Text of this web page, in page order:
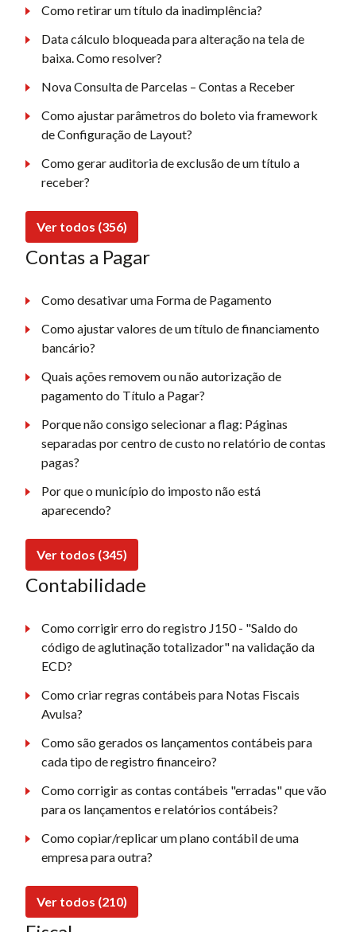
Como retirar um título da inadimplência?
Data cálculo bloqueada para alteração na tela de
baixa. Como resolver?
Nova Consulta de Parcelas – Contas a Receber
Como ajustar parâmetros do boleto via framework
de Configuração de Layout?
Como gerar auditoria de exclusão de um título a
receber?
Ver todos (356)
Contas a Pagar
Como desativar uma Forma de Pagamento
Como ajustar valores de um título de financiamento
bancário?
Quais ações removem ou não autorização de
pagamento do Título a Pagar?
Porque não consigo selecionar a flag: Páginas
separadas por centro de custo no relatório de contas
pagas?
Por que o município do imposto não está
aparecendo?
Ver todos (345)
Contabilidade
Como corrigir erro do registro J150 - "Saldo do
código de aglutinação totalizador" na validação da
ECD?
Como criar regras contábeis para Notas Fiscais
Avulsa?
Como são gerados os lançamentos contábeis para
cada tipo de registro financeiro?
Como corrigir as contas contábeis "erradas" que vão
para os lançamentos e relatórios contábeis?
Como copiar/replicar um plano contábil de uma
empresa para outra?
Ver todos (210)